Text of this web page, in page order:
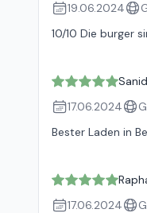
19.06.2024
10/10 Die burger
17.06.2024
Bester Laden in
17.06.2024